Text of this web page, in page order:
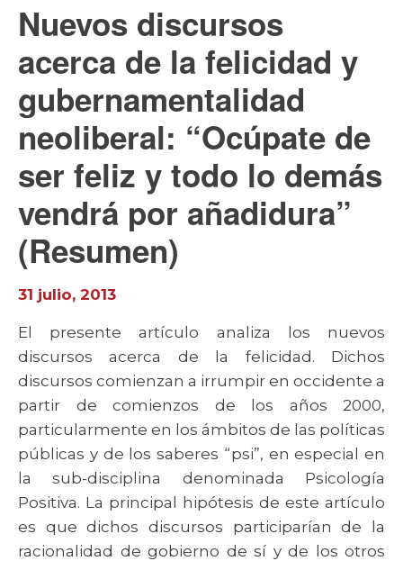
Nuevos discursos
acerca de la felicidad y
gubernamentalidad
neoliberal: “Ocúpate de
ser feliz y todo lo demás
vendrá por añadidura”
(Resumen)
31 julio, 2013
El presente artículo analiza los nuevos
discursos acerca de la felicidad. Dichos
discursos comienzan a irrumpir en occidente a
partir de comienzos de los años 2000,
particularmente en los ámbitos de las políticas
públicas y de los saberes “psi”, en especial en
la sub-disciplina denominada Psicología
Positiva. La principal hipótesis de este artículo
es que dichos discursos participarían de la
racionalidad de gobierno de sí y de los otros